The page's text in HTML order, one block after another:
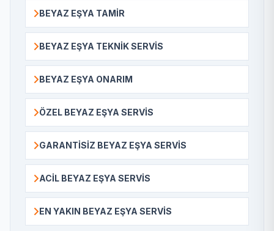
BEYAZ EŞYA TAMIR
BEYAZ EŞYA TEKNIK SERVIS
BEYAZ EŞYA ONARIM
ÖZEL BEYAZ EŞYA SERVIS
GARANTISIZ BEYAZ EŞYA SERVIS
ACIL BEYAZ EŞYA SERVIS
EN YAKIN BEYAZ EŞYA SERVIS